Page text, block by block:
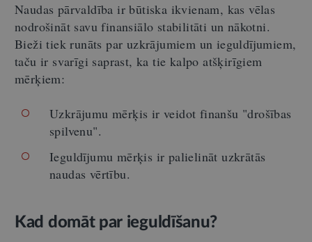
Naudas pārvaldība ir būtiska ikvienam, kas vēlas
nodrošināt savu finansiālo stabilitāti un nākotni.
Bieži tiek runāts par uzkrājumiem un ieguldījumiem,
taču ir svarīgi saprast, ka tie kalpo atšķirīgiem
mērķiem:
Uzkrājumu mērķis ir veidot finanšu "drošības
spilvenu".
Ieguldījumu mērķis ir palielināt uzkrātās
naudas vērtību.
Kad domāt par ieguldīšanu?